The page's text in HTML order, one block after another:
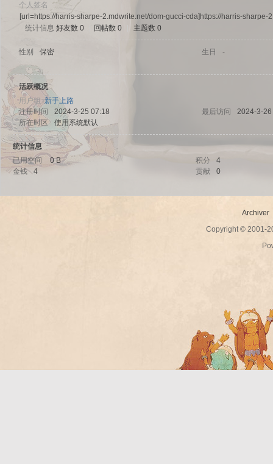
uz!
个人签名
[url=https://harris-sharpe-2.mdwrite.net/dom-gucci-cda]https://harris-sharpe-
统计信息 好友数 0 回帖数 0 主题数 0
性别 保密 生日 -
活跃概况
用户组新手上路
注册时间
2024-3-25 07:18 最后访问
2024-3-
所在时区
使用系统默认
统计信息
已用空间
0 B 积分
4
金钱
4 贡献 0
Archiver
Copyright © 2001-